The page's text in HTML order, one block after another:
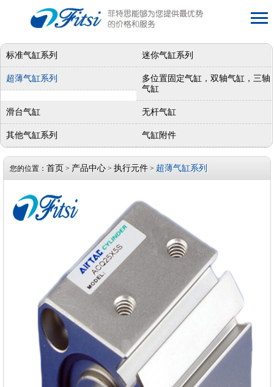
标准气缸系列 迷你气缸系列
超薄气缸系列
多位置固定气缸，双轴气缸，三轴
气缸
滑台气缸 无杆气缸
其他气缸系列 气缸附件
您的位置： 首页 > 产品中心 > 执行元件 > 超薄气缸系列